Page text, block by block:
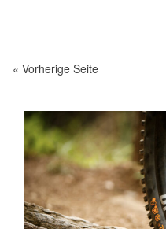
« Vorherige Seite